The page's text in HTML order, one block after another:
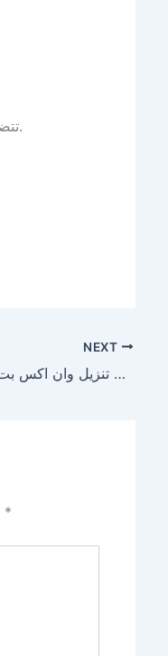
تتضمن تحسينات الأداء ودعم بروتوكولات جديدة لتحسين تجربة المستخدم.
NEXT
هل يستحق تنزيل وان اكس بت كل هذا الضجيج؟
*